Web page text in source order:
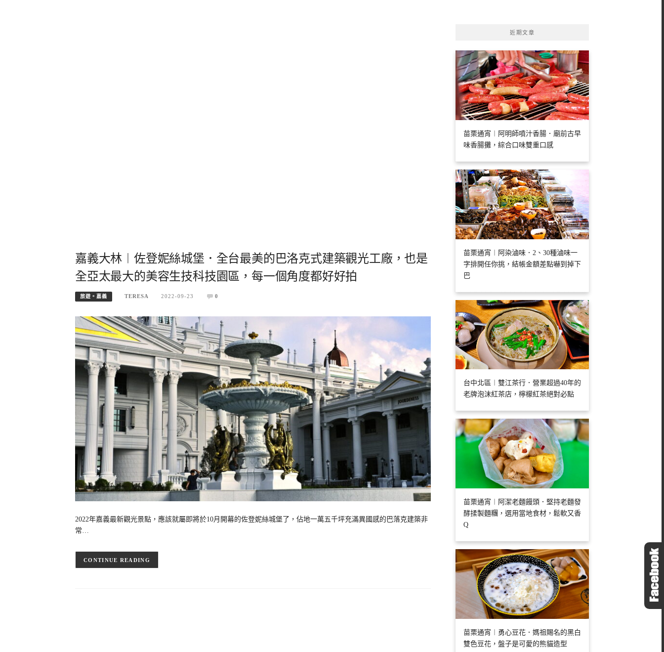
嘉義大林︱佐登妮絲城堡．全台最美的巴洛克式建築觀光工廠，也是
全亞太最大的美容生技科技園區，每一個角度都好好拍
旅遊。嘉義 TERESA 2022-09-23 0
2022年嘉義最新觀光景點，應該就屬即將於10月開幕的佐登妮絲城堡了，佔地一萬五千坪充滿異國感的巴落克建築非
常…
CONTINUE READING
近期文章
苗栗通宵︱阿明師噴汁香腸．廟前古早
味香腸攤，綜合口味雙重口感
苗栗通宵︱阿染滷味．2、30種滷味一
字排開任你挑，結帳金額差點嚇到掉下
巴
台中北區︱雙江茶行．營業超過40年的
老牌泡沫紅茶店，檸檬紅茶絕對必點
苗栗通宵︱阿潔老麵饅頭．堅持老麵發
酵揉製麵糰，選用當地食材，鬆軟又香
Q
苗栗通宵︱勇心豆花．媽祖賜名的黑白
雙色豆花，盤子是可愛的熊貓造型